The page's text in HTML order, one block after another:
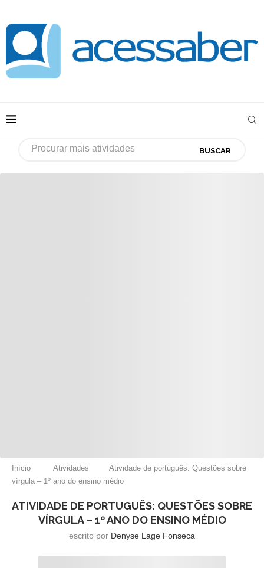
BUSCAR
Início Atividades
Atividade de português: Questões sobre
vírgula – 1º ano do ensino médio
ATIVIDADE DE PORTUGUÊS: QUESTÕES SOBRE
VÍRGULA – 1º ANO DO ENSINO MÉDIO
escrito por Denyse Lage Fonseca